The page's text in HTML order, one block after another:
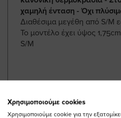
χαμηλή ένταση - Όχι
Διαθέσιμα μεγέθη από S/Μ
Το μοντέλο έχει ύψος
S/M
ΜΟΙΡΑΣΤΕΙΤΕ
Χρησιμοποιούμε cookies
Χρησιμοποιούμε cookie για την